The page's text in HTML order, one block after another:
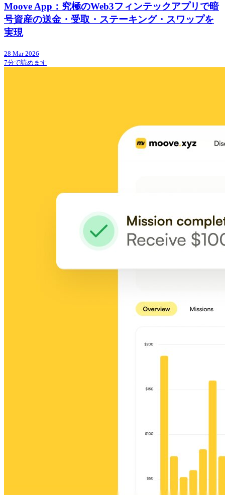
Moove App：究極のWeb3フィンテックアプリで暗
号資産の送金・受取・ステーキング・スワップを
実現
28 Mar 2026
7分で読めます